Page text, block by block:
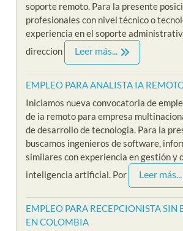
soporte remoto. Para la presente
profesionales con nivel técnico o
experiencia en el soporte
direccion
Leer más...
EMPLEO PARA ANALISTA IA
Iniciamos nueva convocatoria de
de ia remoto para empresa
de desarrollo de tecnologia. Para la
buscamos ingenieros de software,
similares con experiencia en gestión y
inteligencia artificial. Por
Leer más...
EMPLEO PARA RECEPCIONISTA SIN
EN COLOMBIA